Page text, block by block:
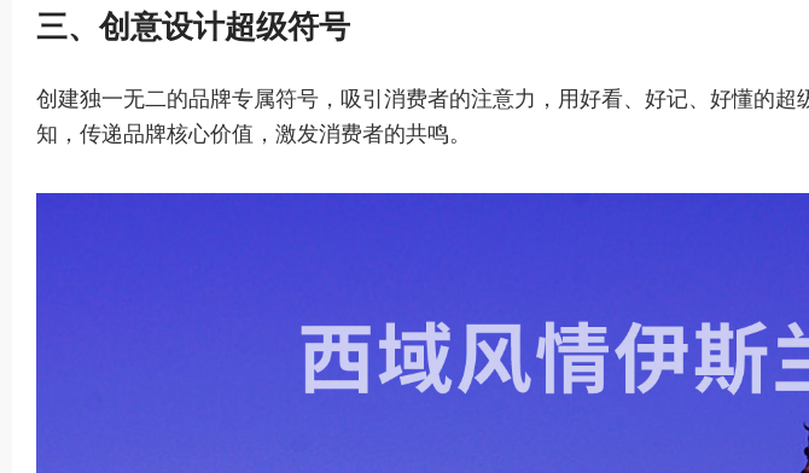
三、创意设计超级符号
创建独一无二的品牌专属符号，吸引消费者的注意力，用好看、好记、好懂的
知，传递品牌核心价值，激发消费者的共鸣。